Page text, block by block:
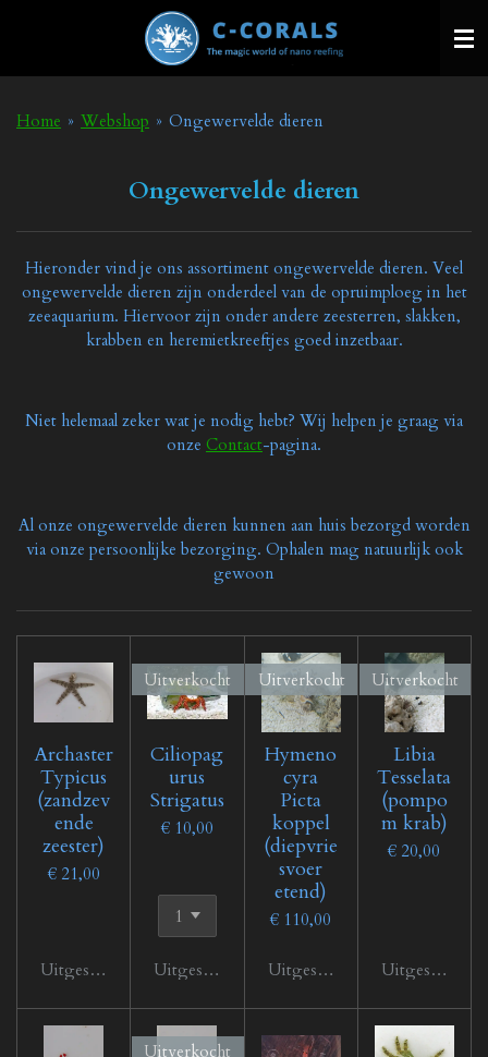
hoofdinhoud
Home » Webshop » Ongewervelde dieren
Ongewervelde dieren
Hieronder vind je ons assortiment ongewervelde dieren. Veel
ongewervelde dieren zijn onderdeel van de opruimploeg in het
zeeaquarium. Hiervoor zijn onder andere zeesterren, slakken,
krabben en heremietkreeftjes goed inzetbaar.
Niet helemaal zeker wat je nodig hebt? Wij helpen je graag via
onze Contact-pagina.
Al onze ongewervelde dieren kunnen aan huis bezorgd worden
via onze persoonlijke bezorging. Ophalen mag natuurlijk ook
gewoon
Archaster
Typicus
(zandzev
ende
zeester)
€ 21,00
Uitgeschakeld
Uitverkocht
Ciliopag
urus
Strigatus
€ 10,00
Uitgeschakeld
Uitverkocht
Hymeno
cyra
Picta
koppel
(diepvrie
svoer
etend)
€ 110,00
Uitgeschakeld
Uitverkocht
Libia
Tesselata
(pompo
m krab)
€ 20,00
Uitgeschakeld
Uitverkocht